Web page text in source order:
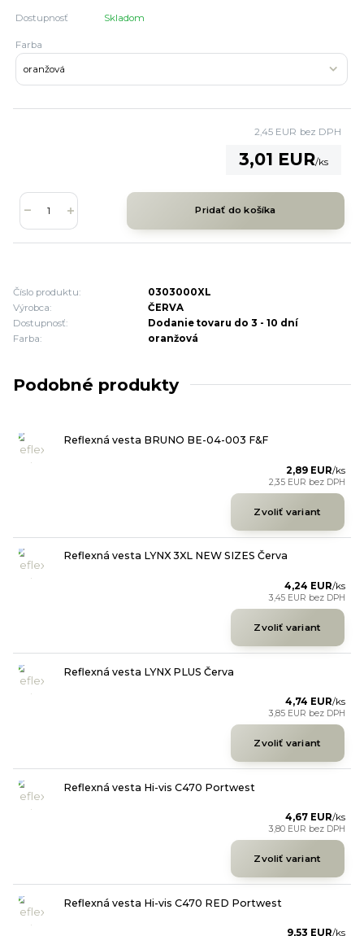
Dostupnosť Skladom
Farba
3,01 EUR/ks
2,45 EUR bez DPH
Pridať do košíka
Číslo produktu:
0303000XL
Výrobca:
ČERVA
Dostupnosť:
Dodanie tovaru do 3 - 10 dní
Farba:
oranžová
Podobné produkty
Reflexná vesta BRUNO BE-04-003 F&F
2,89 EUR/ks
2,35 EUR bez DPH
Zvoliť variant
Reflexná vesta LYNX 3XL NEW SIZES Červa
4,24 EUR/ks
3,45 EUR bez DPH
Zvoliť variant
Reflexná vesta LYNX PLUS Červa
4,74 EUR/ks
3,85 EUR bez DPH
Zvoliť variant
Reflexná vesta Hi-vis C470 Portwest
4,67 EUR/ks
3,80 EUR bez DPH
Zvoliť variant
Reflexná vesta Hi-vis C470 RED Portwest
9,53 EUR/ks